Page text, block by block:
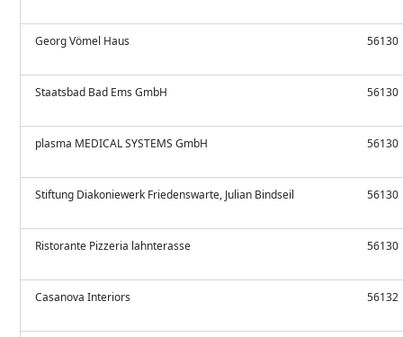
Georg Vömel Haus 56130
Staatsbad Bad Ems GmbH 56130
plasma MEDICAL SYSTEMS GmbH 56130
Stiftung Diakoniewerk Friedenswarte, Julian Bindseil 56130
Ristorante Pizzeria lahnterasse 56130
Casanova Interiors 56132